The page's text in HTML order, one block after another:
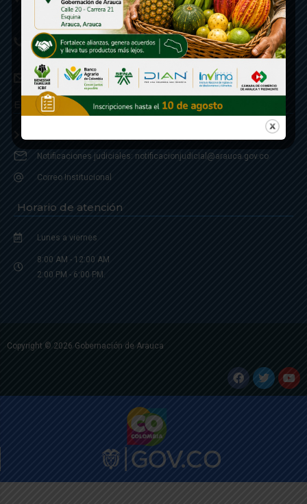
Código postal 810001
Linea de Servicio a la Ciudadania: 57- 6078851946
Linea Anticorrupción: 607885 3374
correspondencia: archivogeneral@arauca.gov.co
Enlaces
Notificaciones judiciales: notificacionjudicial@arauca.gov.co
Correo Institucional
Horario de atención
Lunes a viernes
8:00 AM - 12:00 AM
2:00 PM - 6:00 PM.
Copyright © 2026 Gobernación de Arauca